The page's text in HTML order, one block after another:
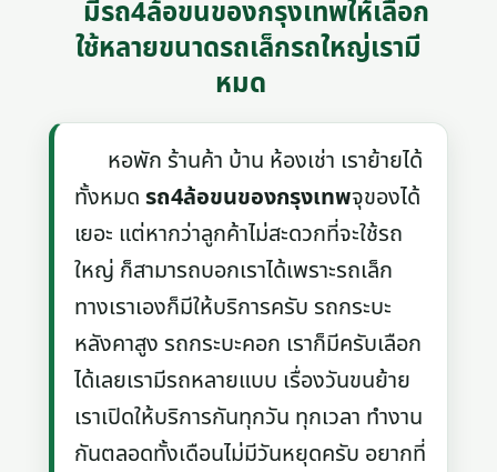
มีรถ4ล้อขนของกรุงเทพให้เลือก
ใช้หลายขนาดรถเล็กรถใหญ่เรามี
หมด
หอพัก ร้านค้า บ้าน ห้องเช่า เราย้ายได้
ทั้งหมดรถ4ล้อขนของกรุงเทพจุของได้
เยอะ แต่หากว่าลูกค้าไม่สะดวกที่จะใช้รถ
ใหญ่ ก็สามารถบอกเราได้เพราะรถเล็ก
ทางเราเองก็มีให้บริการครับ รถกระบะ
หลังคาสูง รถกระบะคอก เราก็มีครับเลือก
ได้เลยเรามีรถหลายแบบ เรื่องวันขนย้าย
เราเปิดให้บริการกันทุกวัน ทุกเวลา ทำงาน
กันตลอดทั้งเดือนไม่มีวันหยุดครับ อยากที่